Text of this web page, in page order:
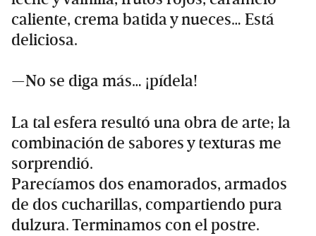
caliente, crema batida y nueces… Está
deliciosa.
—No se diga más… ¡pídela!
La tal esfera resultó una obra de arte; la
combinación de sabores y texturas me
sorprendió.
Parecíamos dos enamorados, armados
de dos cucharillas, compartiendo pura
dulzura. Terminamos con el postre.